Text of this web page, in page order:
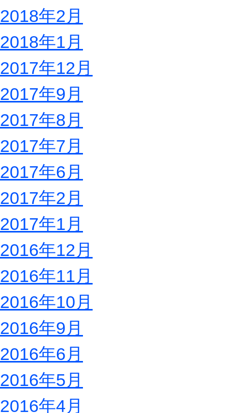
2018年2月
2018年1月
2017年12月
2017年9月
2017年8月
2017年7月
2017年6月
2017年2月
2017年1月
2016年12月
2016年11月
2016年10月
2016年9月
2016年6月
2016年5月
2016年4月